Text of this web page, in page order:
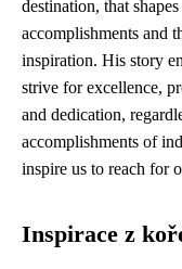
destination, that
accomplishments and
inspiration. His story
strive for excellence,
and dedication,
accomplishments of
inspire us to reach for
Inspirace z